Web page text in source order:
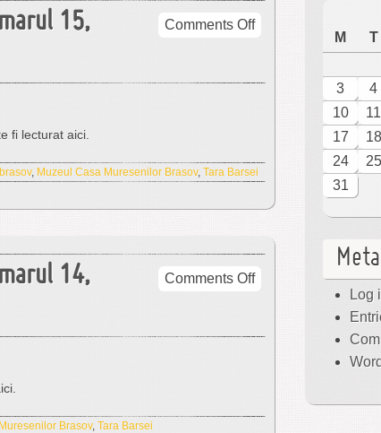
15,
Comments Offon
serie
2016
fi lecturat aici.
, Muzeul Casa Muresenilor Brasov, Tara Barsei
14,
Comments Offon
serie
2015
Brasov, Tara Barsei
M
T
3
4
10
11
17
18
24
25
31
Meta
Log